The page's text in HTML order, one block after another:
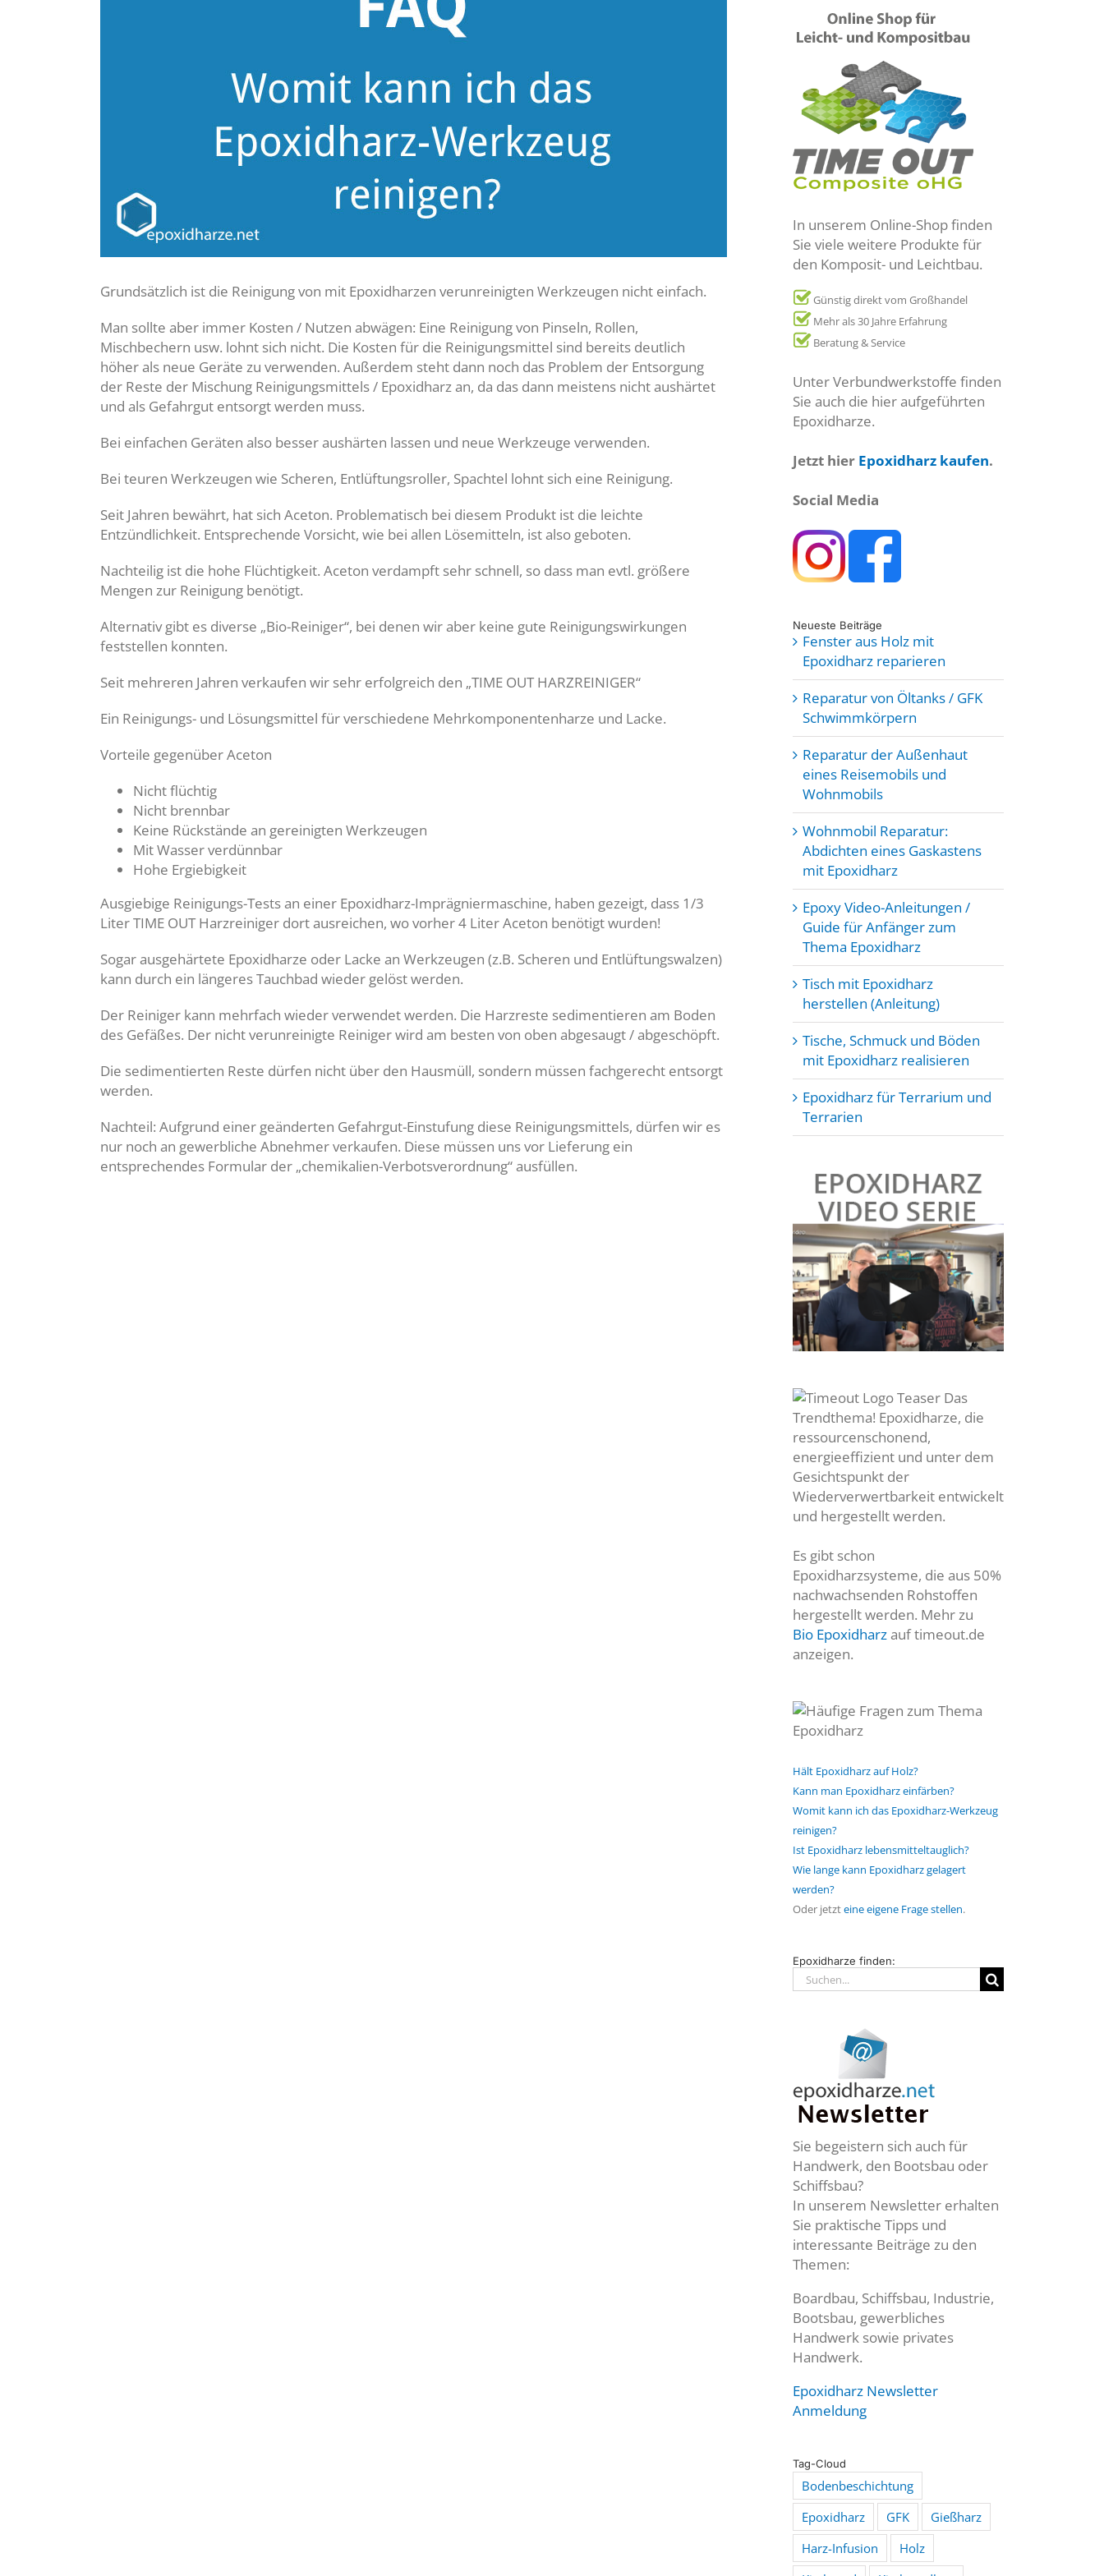
Grundsätzlich ist die Reinigung von mit Epoxidharzen verunreinigten Werkzeugen nicht einfach.
Man sollte aber immer Kosten / Nutzen abwägen: Eine Reinigung von Pinseln, Rollen,
Mischbechern usw. lohnt sich nicht. Die Kosten für die Reinigungsmittel sind bereits deutlich
höher als neue Geräte zu verwenden. Außerdem steht dann noch das Problem der Entsorgung
der Reste der Mischung Reinigungsmittels / Epoxidharz an, da das dann meistens nicht aushärtet
und als Gefahrgut entsorgt werden muss.
Bei einfachen Geräten also besser aushärten lassen und neue Werkzeuge verwenden.
Bei teuren Werkzeugen wie Scheren, Entlüftungsroller, Spachtel lohnt sich eine Reinigung.
Seit Jahren bewährt, hat sich Aceton. Problematisch bei diesem Produkt ist die leichte
Entzündlichkeit. Entsprechende Vorsicht, wie bei allen Lösemitteln, ist also geboten.
Nachteilig ist die hohe Flüchtigkeit. Aceton verdampft sehr schnell, so dass man evtl. größere
Mengen zur Reinigung benötigt.
Alternativ gibt es diverse „Bio-Reiniger“, bei denen wir aber keine gute Reinigungswirkungen
feststellen konnten.
Seit mehreren Jahren verkaufen wir sehr erfolgreich den „TIME OUT HARZREINIGER“
Ein Reinigungs- und Lösungsmittel für verschiedene Mehrkomponentenharze und Lacke.
Vorteile gegenüber Aceton
Nicht flüchtig
Nicht brennbar
Keine Rückstände an gereinigten Werkzeugen
Mit Wasser verdünnbar
Hohe Ergiebigkeit
Ausgiebige Reinigungs-Tests an einer Epoxidharz-Imprägniermaschine, haben gezeigt, dass 1/3
Liter TIME OUT Harzreiniger dort ausreichen, wo vorher 4 Liter Aceton benötigt wurden!
Sogar ausgehärtete Epoxidharze oder Lacke an Werkzeugen (z.B. Scheren und Entlüftungswalzen)
kann durch ein längeres Tauchbad wieder gelöst werden.
Der Reiniger kann mehrfach wieder verwendet werden. Die Harzreste sedimentieren am Boden
des Gefäßes. Der nicht verunreinigte Reiniger wird am besten von oben abgesaugt / abgeschöpft.
Die sedimentierten Reste dürfen nicht über den Hausmüll, sondern müssen fachgerecht entsorgt
werden.
Nachteil: Aufgrund einer geänderten Gefahrgut-Einstufung diese Reinigungsmittels, dürfen wir es
nur noch an gewerbliche Abnehmer verkaufen. Diese müssen uns vor Lieferung ein
entsprechendes Formular der „chemikalien-Verbotsverordnung“ ausfüllen.
In unserem Online-Shop finden
Sie viele weitere Produkte für
den Komposit- und Leichtbau.
Günstig direkt vom Großhandel
Mehr als 30 Jahre Erfahrung
Beratung & Service
Unter Verbundwerkstoffe finden
Sie auch die hier aufgeführten
Epoxidharze.
Jetzt hier Epoxidharz kaufen.
Social Media
Neueste Beiträge
Fenster aus Holz mit
Epoxidharz reparieren
Reparatur von Öltanks / GFK
Schwimmkörpern
Reparatur der Außenhaut
eines Reisemobils und
Wohnmobils
Wohnmobil Reparatur:
Abdichten eines Gaskastens
mit Epoxidharz
Epoxy Video-Anleitungen /
Guide für Anfänger zum
Thema Epoxidharz
Tisch mit Epoxidharz
herstellen (Anleitung)
Tische, Schmuck und Böden
mit Epoxidharz realisieren
Epoxidharz für Terrarium und
Terrarien
Das
Trendthema! Epoxidharze, die
ressourcenschonend,
energieeffizient und unter dem
Gesichtspunkt der
Wiederverwertbarkeit entwickelt
und hergestellt werden.
Es gibt schon
Epoxidharzsysteme, die aus 50%
nachwachsenden Rohstoffen
hergestellt werden. Mehr zu
Bio Epoxidharzauf timeout.de
anzeigen.
Hält Epoxidharz auf Holz?
Kann man Epoxidharz einfärben?
Womit kann ich das Epoxidharz-Werkzeug
reinigen?
Ist Epoxidharz lebensmitteltauglich?
Wie lange kann Epoxidharz gelagert
werden?
Oder jetzteine eigene Frage stellen.
Epoxidharze finden:
Suche
nach:
Sie begeistern sich auch für
Handwerk, den Bootsbau oder
Schiffsbau?
In unserem Newsletter erhalten
Sie praktische Tipps und
interessante Beiträge zu den
Themen:
Boardbau, Schiffsbau, Industrie,
Bootsbau, gewerbliches
Handwerk sowie privates
Handwerk.
Epoxidharz Newsletter
Anmeldung
Tag-Cloud
Bodenbeschichtung
Epoxidharz
GFK
Gießharz
Harz-Infusion
Holz